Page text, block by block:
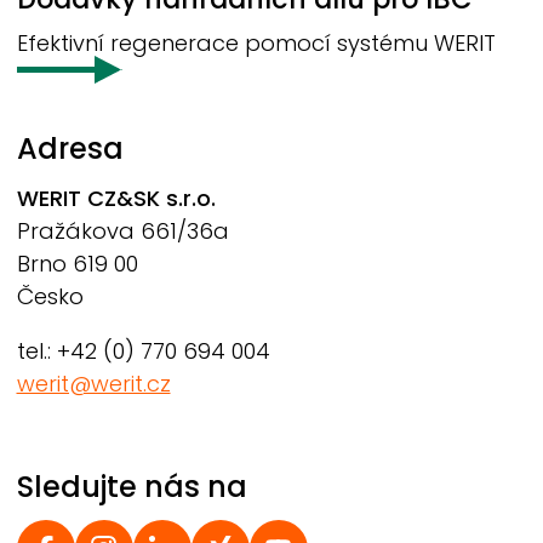
Efektivní regenerace pomocí systému WERIT
Adresa
WERIT CZ&SK s.r.o.
Pražákova 661/36a
Brno 619 00
Česko
tel.: +42 (0) 770 694 004
werit@werit.cz
Sledujte nás na
Social Footer